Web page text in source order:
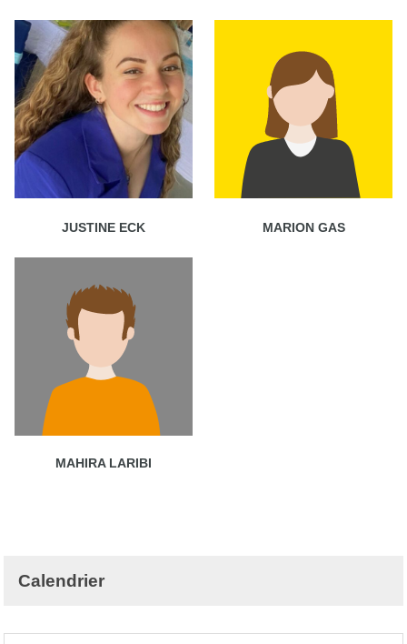
JUSTINE ECK MARION GAS
MAHIRA LARIBI
Calendrier